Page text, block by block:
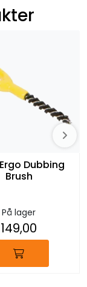
Dubbing
Brush
På lager
149,00